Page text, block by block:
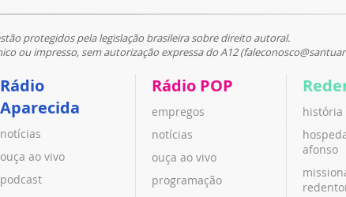
protegidos pela legislação brasileira sobre direito autoral.
ou impresso, sem autorização expressa do A12
Rádio
Aparecida
notícias
ouça ao vivo
podcast
Rádio POP
empregos
notícias
ouça ao vivo
programação
história
afonso